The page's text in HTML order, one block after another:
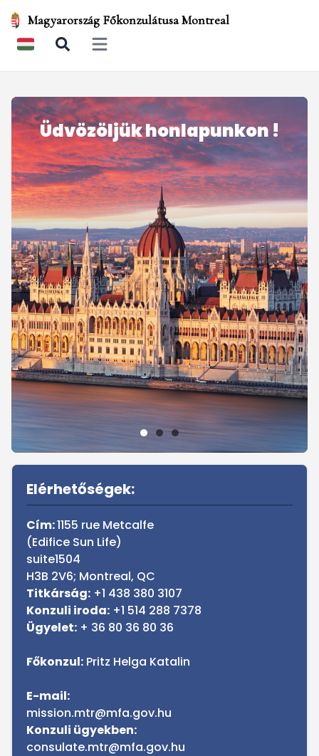
Magyarország Főkonzulátusa Montreal
Open main menu
Üdvözöljük honlapunkon !
Sidebar
Elérhetőségek:
Cím:1155 rue Metcalfe
(Edifice Sun Life)
suite1504
H3B 2V6; Montreal, QC
Titkárság: +1 438 380 3107
Konzuli iroda: +1 514 288 7378
Ügyelet: + 36 80 36 80 36
Főkonzul: Pritz Helga Katalin
E-mail:
mission.mtr@mfa.gov.hu
Konzuli ügyekben:
consulate.mtr@mfa.gov.hu